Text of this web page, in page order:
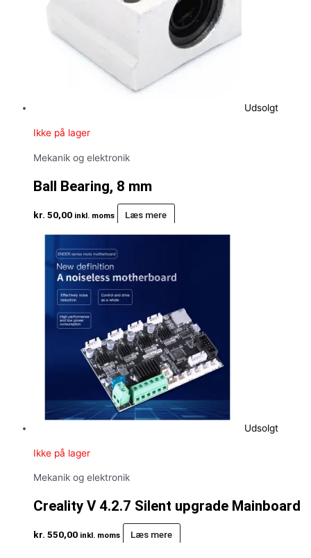
Udsolgt
Ikke på lager
Mekanik og elektronik
Ball Bearing, 8 mm
kr. 50,00 inkl. moms Læs mere
Udsolgt
Ikke på lager
Mekanik og elektronik
Creality V 4.2.7 Silent upgrade Mainboard
kr. 550,00 inkl. moms Læs mere